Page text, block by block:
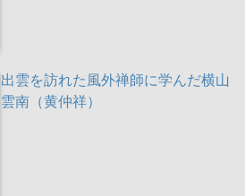
出雲を訪れた風外禅師に学んだ横山
雲南（黄仲祥）